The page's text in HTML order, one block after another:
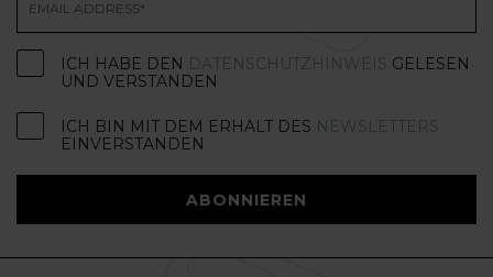
ICH HABE DEN DATENSCHUTZHINWEIS GELESEN
UND VERSTANDEN
ICH BIN MIT DEM ERHALT DES NEWSLETTERS
EINVERSTANDEN
ABONNIEREN